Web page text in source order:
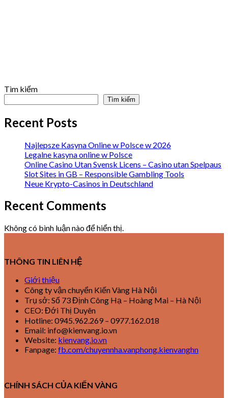
Tìm kiếm
Tìm kiếm
Recent Posts
Najlepsze Kasyna Online w Polsce w 2026
Legalne kasyna online w Polsce
Online Casino Utan Svensk Licens – Casino utan Spelpaus
Slot Sites in GB – Responsible Gambling Tools
Neue Krypto-Casinos in Deutschland
Recent Comments
Không có bình luận nào để hiển thị.
THÔNG TIN LIÊN HỆ
Giới thiệu
Công ty vận chuyển Kiến Vàng Hà Nội
Trụ sở: Số 73 Định Công Hạ – Hoàng Mai – Hà Nội
CEO: Đới Thị Duyên
Hotline: 0945.962.269 – 0977.162.018
Email: info@kienvang.io.vn
Website: kienvang.io.vn
Fanpage: fb.com/chuyennha.vanphong.kienvanghn
CHÍNH SÁCH CỦA KIẾN VÀNG